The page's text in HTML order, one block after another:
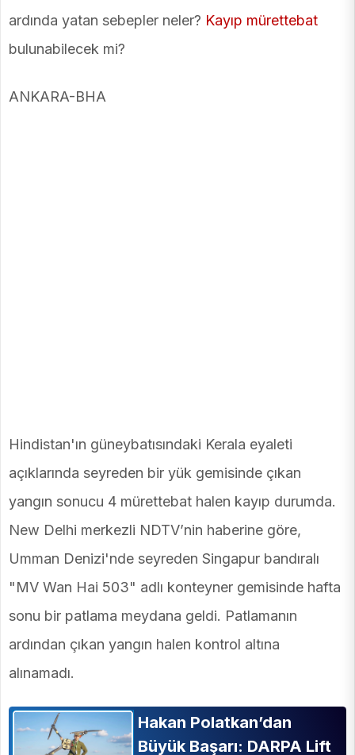
ardında yatan sebepler neler? Kayıp mürettebat
bulunabilecek mi?
ANKARA-BHA
Hindistan'ın güneybatısındaki Kerala eyaleti
açıklarında seyreden bir yük gemisinde çıkan
yangın sonucu 4 mürettebat halen kayıp durumda.
New Delhi merkezli NDTV’nin haberine göre,
Umman Denizi'nde seyreden Singapur bandıralı
"MV Wan Hai 503" adlı konteyner gemisinde hafta
sonu bir patlama meydana geldi. Patlamanın
ardından çıkan yangın halen kontrol altına
alınamadı.
Hakan Polatkan’dan
Büyük Başarı: DARPA Lift